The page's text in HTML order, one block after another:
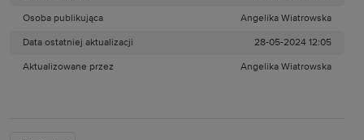
Osoba publikująca Angelika Wiatrowska
Data ostatniej aktualizacji 28-05-2024 12:05
Aktualizowane przez Angelika Wiatrowska